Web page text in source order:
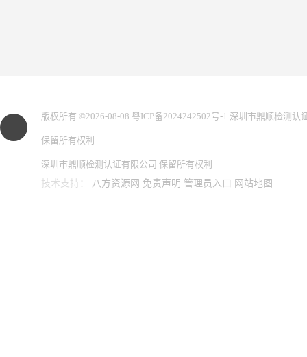
版权所有 ©2026-08-08 粤ICP备2024242502号-1 深圳市鼎顺检测认
保留所有权利.
深圳市鼎顺检测认证有限公司 保留所有权利.
技术支持：
八方资源网 免责声明 管理员入口 网站地图